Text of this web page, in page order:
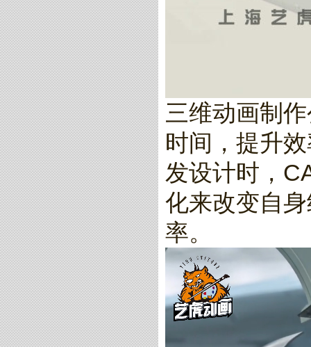
三维动画制
时间，提升
发设计时，
化来改变自
率。